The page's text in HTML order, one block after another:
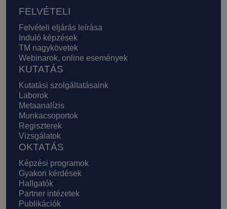
FELVÉTELI
Felvételi eljárás leírása
Induló képzések
TM nagykövetek
Webinarok, online események
KUTATÁS
Kutatási szolgáltatásaink
Laborok
Metaanalízis
Munkacsoportok
Regiszterek
Vizsgálatok
OKTATÁS
Képzési programok
Gyakori kérdések
Hallgatók
Partner intézetek
Publikációk